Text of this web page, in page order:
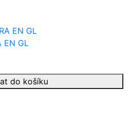
EN GL
do košíku